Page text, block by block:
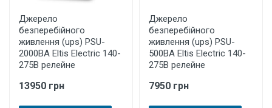
Джерело
безперебійного
живлення (ups) PSU-
2000BA Eltis Electric 140-
275B релейне
13950 грн
Джерело
безперебійного
живлення (ups) PSU-
500BA Eltis Electric 140-
275B релейне
7950 грн